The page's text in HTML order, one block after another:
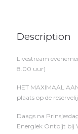
Description
Livestream
8.00 uur)
HET MAXIMAAL
plaats op de
Daags na
Energiek Ontbijt bij